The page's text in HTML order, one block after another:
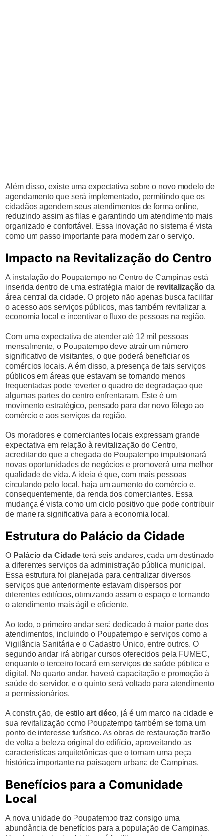
Além disso, existe uma expectativa sobre o novo modelo de
agendamento que será implementado, permitindo que os
cidadãos agendem seus atendimentos de forma online,
reduzindo assim as filas e garantindo um atendimento mais
organizado e confortável. Essa inovação no sistema é vista
como um passo importante para modernizar o serviço.
Impacto na Revitalização do Centro
A instalação do Poupatempo no Centro de Campinas está
inserida dentro de uma estratégia maior de revitalização da
área central da cidade. O projeto não apenas busca facilitar
o acesso aos serviços públicos, mas também revitalizar a
economia local e incentivar o fluxo de pessoas na região.
Com uma expectativa de atender até 12 mil pessoas
mensalmente, o Poupatempo deve atrair um número
significativo de visitantes, o que poderá beneficiar os
comércios locais. Além disso, a presença de tais serviços
públicos em áreas que estavam se tornando menos
frequentadas pode reverter o quadro de degradação que
algumas partes do centro enfrentaram. Este é um
movimento estratégico, pensado para dar novo fôlego ao
comércio e aos serviços da região.
Os moradores e comerciantes locais expressam grande
expectativa em relação à revitalização do Centro,
acreditando que a chegada do Poupatempo impulsionará
novas oportunidades de negócios e promoverá uma melhor
qualidade de vida. A ideia é que, com mais pessoas
circulando pelo local, haja um aumento do comércio e,
consequentemente, da renda dos comerciantes. Essa
mudança é vista como um ciclo positivo que pode contribuir
de maneira significativa para a economia local.
Estrutura do Palácio da Cidade
O Palácio da Cidade terá seis andares, cada um destinado
a diferentes serviços da administração pública municipal.
Essa estrutura foi planejada para centralizar diversos
serviços que anteriormente estavam dispersos por
diferentes edifícios, otimizando assim o espaço e tornando
o atendimento mais ágil e eficiente.
Ao todo, o primeiro andar será dedicado à maior parte dos
atendimentos, incluindo o Poupatempo e serviços como a
Vigilância Sanitária e o Cadastro Único, entre outros. O
segundo andar irá abrigar cursos oferecidos pela FUMEC,
enquanto o terceiro focará em serviços de saúde pública e
digital. No quarto andar, haverá capacitação e promoção à
saúde do servidor, e o quinto será voltado para atendimento
a permissionários.
A construção, de estiloart déco, já é um marco na cidade e
sua revitalização como Poupatempo também se torna um
ponto de interesse turístico. As obras de restauração trarão
de volta a beleza original do edifício, aproveitando as
características arquitetônicas que o tornam uma peça
histórica importante na paisagem urbana de Campinas.
Benefícios para a Comunidade
Local
A nova unidade do Poupatempo traz consigo uma
abundância de benefícios para a população de Campinas.